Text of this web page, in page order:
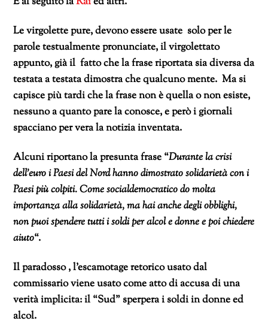
Le virgolette pure, devono essere usate solo per le
parole testualmente pronunciate, il virgolettato
appunto, già il fatto che la frase riportata sia diversa da
testata a testata dimostra che qualcuno mente. Ma si
capisce più tardi che la frase non è quella o non esiste,
nessuno a quanto pare la conosce, e però i giornali
spacciano per vera la notizia inventata.
Alcuni riportano la presunta frase “Durante la crisi
dell’euro i Paesi del Nord hanno dimostrato solidarietà con i
Paesi più colpiti. Come socialdemocratico do molta
importanza alla solidarietà, ma hai anche degli obblighi,
non puoi spendere tutti i soldi per alcol e donne e poi chiedere
aiuto“.
Il paradosso , l’escamotage retorico usato dal
commissario viene usato come atto di accusa di una
verità implicita: il “Sud” sperpera i soldi in donne ed
alcol.